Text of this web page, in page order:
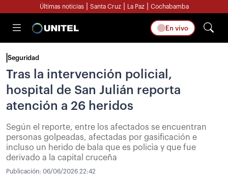
Últimas noticias Santa Cruz La Paz Cochabamba
En vivo
Seguridad
Tras la intervención policial,
hospital de San Julián reporta
atención a 26 heridos
Según el reporte, entre los afectados se encuentran
personas golpeadas, afectadas por gasificación e
incluso un herido de bala que es policìa y que fue
derivado a la capital cruceña
Publicación: 06/06/2026 22:42